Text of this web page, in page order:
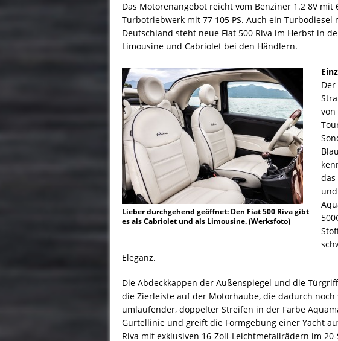
Das Motorenangebot reicht vom Benziner 1.2 8V mit
Turbotriebwerk mit 77 105 PS. Auch ein Turbodiesel
Deutschland steht neue Fiat 500 Riva im Herbst in
Limousine und Cabriolet bei den Händlern.
Lieber durchgehend geöffnet: Den Fiat 500 Riva gibt
es als Cabriolet und als Limousine. (Werksfoto)
von
das
Eleganz.
Die Abdeckkappen der Außenspiegel und die
die Zierleiste auf der Motorhaube, die dadurch
umlaufender, doppelter Streifen in der Farbe
Gürtellinie und greift die Formgebung einer Yacht
Riva mit exklusiven 16-Zoll-Leichtmetallrädern im